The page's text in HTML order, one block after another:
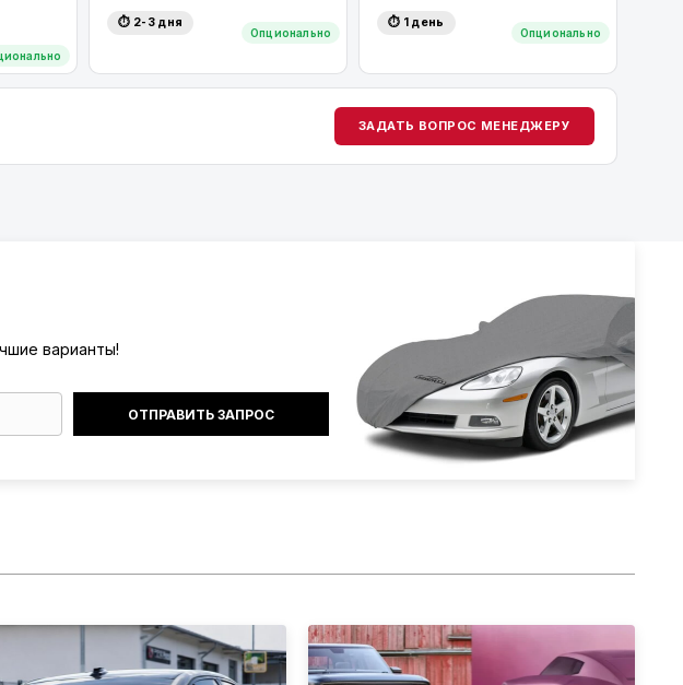
Опционально
⏱ 2-3 дня
Опционально
⏱ 1 день
ЗАДАТЬ ВОПРОС МЕНЕДЖЕРУ
варианты!